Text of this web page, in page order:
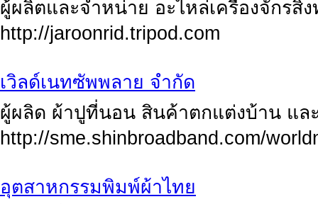
ผู้ผลิตและจำหน่าย อะไหล่เครื่องจักรสิ่
http://jaroonrid.tripod.com
เวิลด์เนทซัพพลาย จำกัด
ผู้ผลิด ผ้าปูที่นอน สินค้าตกแต่งบ้าน แล
http://sme.shinbroadband.com/
อุตสาหกรรมพิมพ์ผ้าไทย